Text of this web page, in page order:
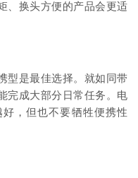
、换头方便的产品会更适
型是最佳选择。就如同带
完成大部分日常任务。电
，但也不要牺牲便携性